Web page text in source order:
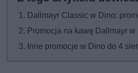
Dallmayr Classic w Dino:
Promocja na kawę Dallmayr w
Inne promocje w Dino do 4